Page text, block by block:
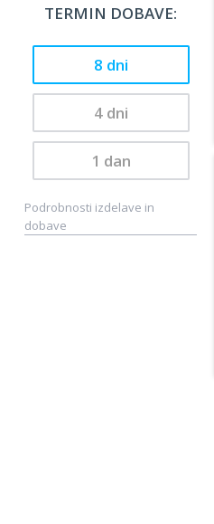
TERMIN DOBAVE:
8 dni
4 dni
1 dan
Podrobnosti izdelave in
dobave